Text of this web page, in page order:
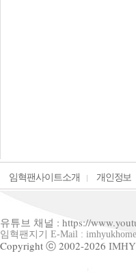
임혁팬사이트소개 개인정보
유튜브 채널 : https://
임혁팬지기 E-Mail :
Copyright ⓒ 2002-2026